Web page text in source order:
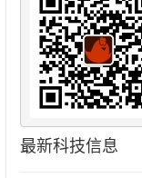
最新科技信息